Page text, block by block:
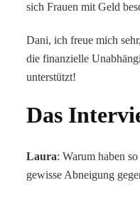
sich Frauen mit Geld
Dani, ich freue mich
die finanzielle
unterstützt!
Das
Laura: Warum haben
gewisse Abneigung